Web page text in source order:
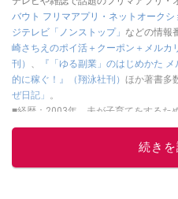
バウト フリマアプリ・ネットオーク
ジテレビ「ノンストップ」 などの情報
崎さちえのポイ活＋クーポン＋メルカ
刊） 、
『「ゆる副業」のはじめかた
的に稼ぐ！』（翔泳社刊） ほか著書多
ぜ日記」 。
■経歴：2003年、夫が子育てをするた
給料が０円になり、家にいながら、し
に目をつける。しかし、取引の仕方が
続きを